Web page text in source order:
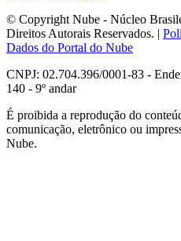
© Copyright Nube - Núcleo
Direitos Autorais Reservados. |
Dados do Portal do Nube
CNPJ: 02.704.396/0001-83 -
140 - 9º andar
É proibida a reprodução do
comunicação, eletrônico ou
Nube.